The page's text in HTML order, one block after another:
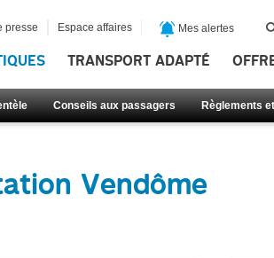
TRANSPORT ADAPTÉ
Conseils aux passagers Règlements
presse Espace affaires Mes alertes
Vendôme